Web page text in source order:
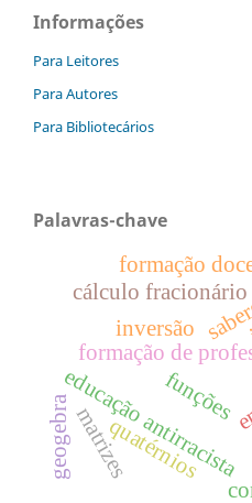
Informações
Para Leitores
Para Autores
Para Bibliotecários
Palavras-chave
formação de
educação antirracista
cálculo fracionário
quatérnios
inversão
matrizes
geogebra funções
formação